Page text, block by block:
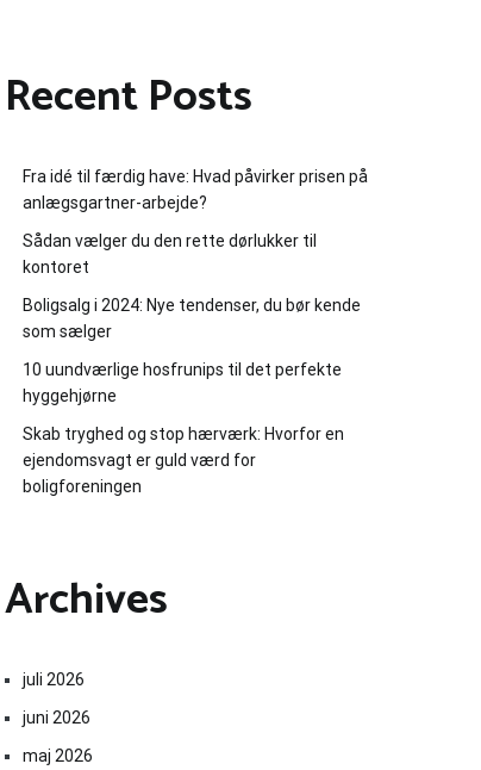
Recent Posts
Fra idé til færdig have: Hvad påvirker prisen på
anlægsgartner-arbejde?
Sådan vælger du den rette dørlukker til
kontoret
Boligsalg i 2024: Nye tendenser, du bør kende
som sælger
10 uundværlige hosfrunips til det perfekte
hyggehjørne
Skab tryghed og stop hærværk: Hvorfor en
ejendomsvagt er guld værd for
boligforeningen
Archives
juli 2026
juni 2026
maj 2026